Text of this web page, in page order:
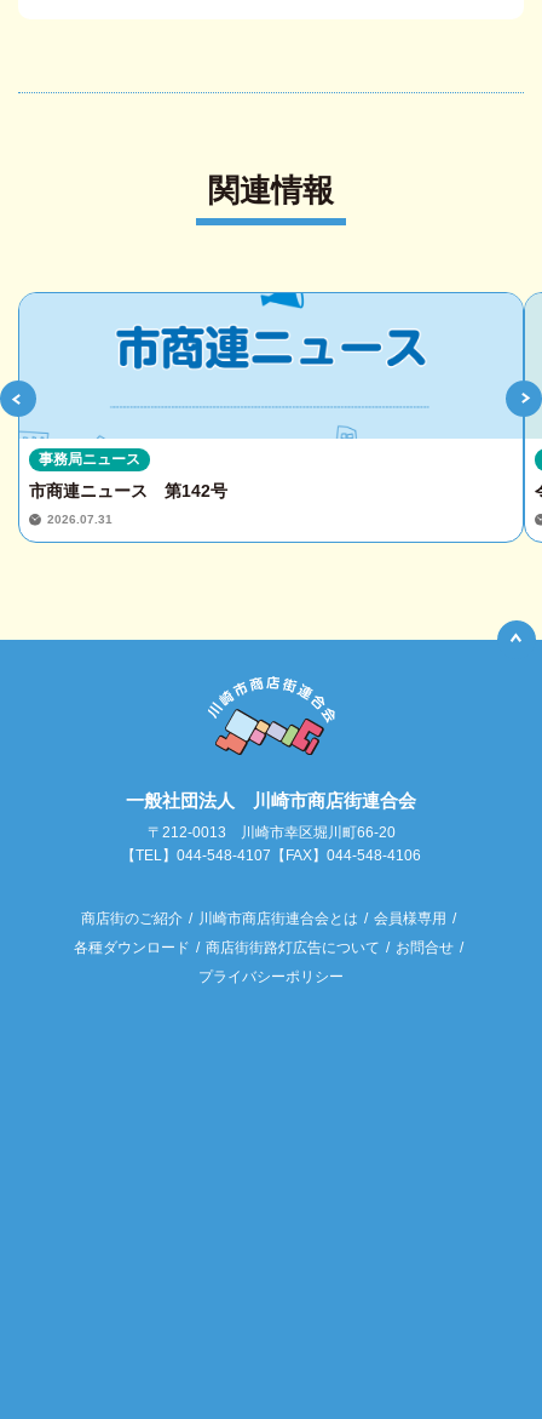
関連情報
市商連ニュース 第142号
2026.07.31
事務局ニュース
一般社団法人 川崎市商店街連合会
〒212-0013 川崎市幸区堀川町66-20
【TEL】044-548-4107【FAX】044-548-4106
商店街のご紹介 川崎市商店街連合会とは
会員様専用
各種ダウンロード
商店街街路灯広告について
お問合せ
プライバシーポリシー